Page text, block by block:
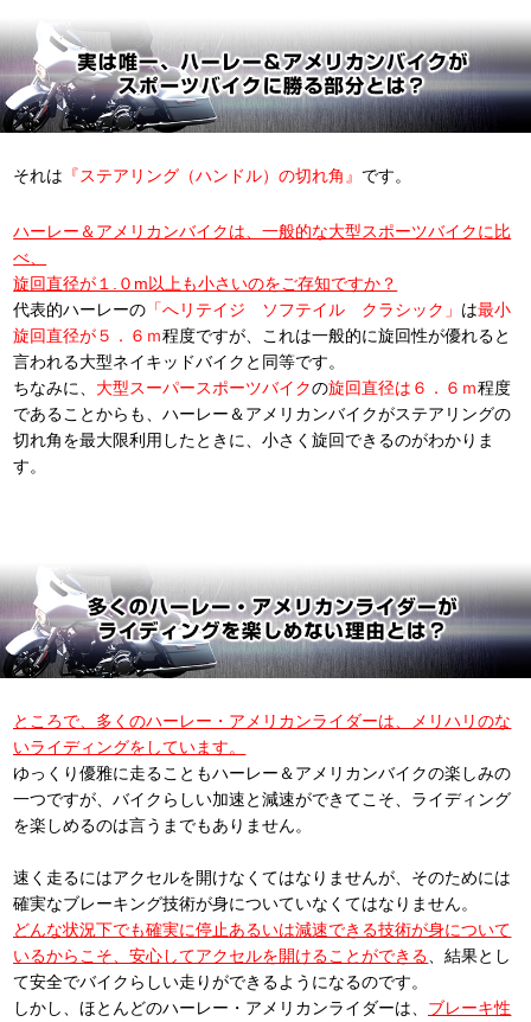
それは 『ステアリング（ハンドル）の切れ角』 です。
ハーレー＆アメリカンバイクは、一般的な大型スポーツバイクに比
べ、
旋回直径が１.０m以上も小さいのをご存知ですか？
代表的ハーレーの 「へリテイジ ソフテイル クラシック」 は最小
旋回直径が５．６ｍ程度ですが、これは一般的に旋回性が優れると
言われる大型ネイキッドバイクと同等です。
ちなみに、 大型スーパースポーツバイクの旋回直径は６．６ｍ程度
であることからも、ハーレー＆アメリカンバイクがステアリングの
切れ角を最大限利用したときに、小さく旋回できるのがわかりま
す。
ところで、多くのハーレー・アメリカンライダーは、メリハリのな
いライディングをしています。
ゆっくり優雅に走ることもハーレー＆アメリカンバイクの楽しみの
一つですが、バイクらしい加速と減速ができてこそ、ライディング
を楽しめるのは言うまでもありません。
速く走るにはアクセルを開けなくてはなりませんが、そのためには
確実なブレーキング技術が身についていなくてはなりません。
どんな状況下でも確実に停止あるいは減速できる技術が身について
いるからこそ、安心してアクセルを開けることができる 、結果とし
て安全でバイクらしい走りができるようになるのです。
しかし、ほとんどのハーレー・アメリカンライダーは、 ブレーキ性